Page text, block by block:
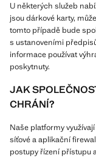
U některých služeb
jsou dárkové karty,
tomto případě bude
s ustanoveními
informace používat
poskytnuty.
JAK
CHRÁNÍ?
Naše platformy
síťové a aplikační
postupy řízení přístupu